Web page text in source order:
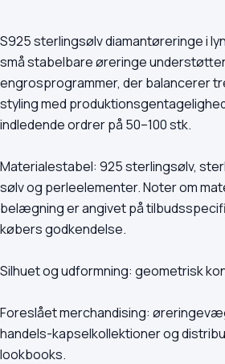
S925 sterlingsølv diamantøreringe i
små stabelbare øreringe
engrosprogrammer, der balancerer
styling med
indledende ordrer på 50–100 stk.
Materialestabel: 925 sterlingsølv,
sølv og perleelementer. Noter om
belægning er angivet på
købers godkendelse.
Silhuet og udformning: geometrisk
Foreslået merchandising:
handels-kapselkollektioner og
lookbooks.